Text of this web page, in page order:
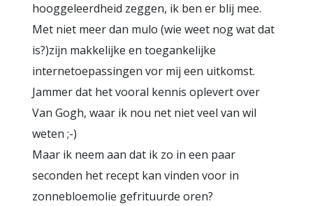
hooggeleerdheid zeggen, ik ben er blij mee.
Met niet meer dan mulo (wie weet nog wat dat
is?)zijn makkelijke en toegankelijke
internetoepassingen vor mij een uitkomst.
Jammer dat het vooral kennis oplevert over
Van Gogh, waar ik nou net niet veel van wil
weten ;-)
Maar ik neem aan dat ik zo in een paar
seconden het recept kan vinden voor in
zonnebloemolie gefrituurde oren?